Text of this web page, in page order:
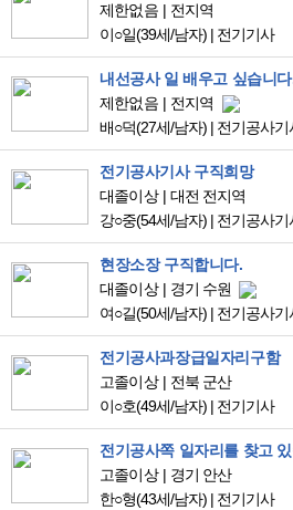
제한없음
전지역
이○일(39세/남자) | 전기기사
내선공사 일 배우고 싶습니
제한없음
전지역
배○덕(27세/남자) | 전기공사기
전기공사기사 구직희망
대졸이상
대전 전지역
강○중(54세/남자) | 전기공사기
현장소장 구직합니다.
대졸이상
경기 수원
여○길(50세/남자) | 전기공사기
전기공사과장급일자리구함
고졸이상
전북 군산
이○호(49세/남자) | 전기기사
전기공사쪽 일자리를 찾고
고졸이상
경기 안산
한○형(43세/남자) | 전기기사